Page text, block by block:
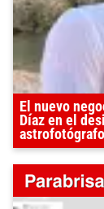
El nuevo
Díaz en el
astrofotógrafo